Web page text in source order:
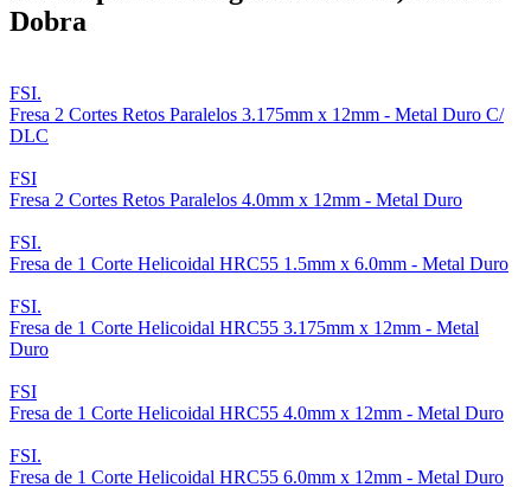
Dobra
FSI.
Fresa 2 Cortes Retos Paralelos 3.175mm x 12mm - Metal Duro C/
DLC
FSI
Fresa 2 Cortes Retos Paralelos 4.0mm x 12mm - Metal Duro
FSI.
Fresa de 1 Corte Helicoidal HRC55 1.5mm x 6.0mm - Metal Duro
FSI.
Fresa de 1 Corte Helicoidal HRC55 3.175mm x 12mm - Metal
Duro
FSI
Fresa de 1 Corte Helicoidal HRC55 4.0mm x 12mm - Metal Duro
FSI.
Fresa de 1 Corte Helicoidal HRC55 6.0mm x 12mm - Metal Duro